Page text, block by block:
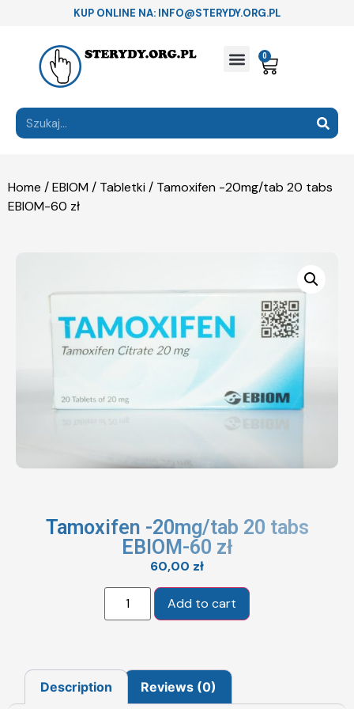
KUP ONLINE NA: INFO@STERYDY.ORG.PL
0
Home /EBIOM / Tabletki / Tamoxifen -20mg/tab 20 tabs
EBIOM-60 zł
Tamoxifen -20mg/tab 20 tabs
EBIOM-60 zł
60,00 zł
Add to cart
Description Reviews (0)